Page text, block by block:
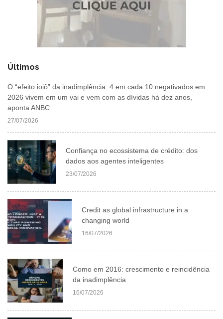
Últimos
O “efeito ioiô” da inadimplência: 4 em cada 10 negativados em
2026 vivem em um vai e vem com as dívidas há dez anos,
aponta ANBC
27/07/2026
Confiança no ecossistema de crédito: dos
dados aos agentes inteligentes
23/07/2026
Credit as global infrastructure in a
changing world
16/07/2026
Como em 2016: crescimento e reincidência
da inadimplência
16/07/2026